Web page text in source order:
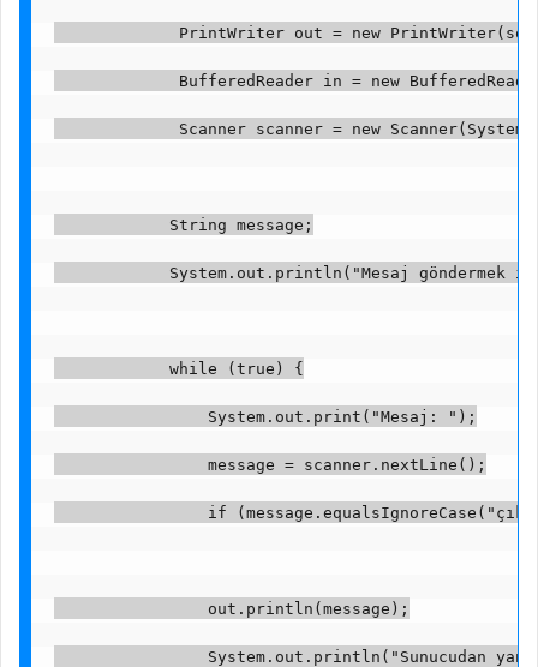
PrintWriter out = new
BufferedReader in = new
Scanner scanner = new
            String message;
System.out.println("Mesaj göndermek
            while (true) {
                System.out.print("Mesaj: ");
                message = scanner.nextLine();
if
                out.println(message);
System.out.println("Sunucudan